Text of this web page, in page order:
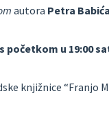
autora Petra Babića
početkom u 19:00
knjižnice “Franjo